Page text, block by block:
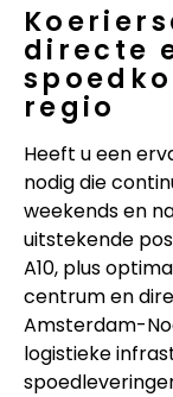
directe
regio
Heeft u een
nodig die
weekends en
uitstekende
A10, plus
centrum en
Amsterdam-
logistieke